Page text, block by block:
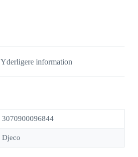
Yderligere information
3070900096844
Djeco